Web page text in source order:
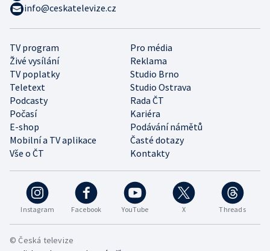
Instagram Facebook YouTube X Threads
TV program
Pro média
Živé vysílání
Reklama
TV poplatky
Studio Brno
Teletext
Studio Ostrava
Podcasty
Rada ČT
Počasí
Kariéra
E-shop
Podávání námětů
Mobilní a TV aplikace
Časté dotazy
Vše o ČT
Kontakty
info@ceskatelevize.cz
© Česká televize